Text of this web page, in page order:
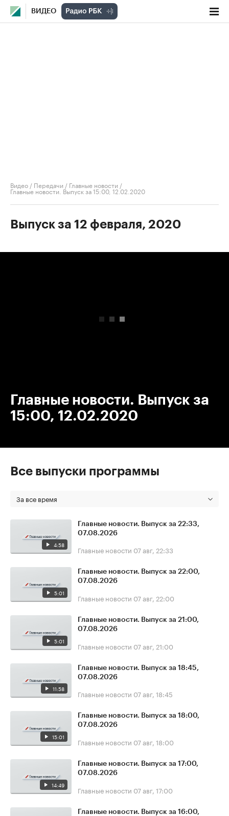
ВИДЕО
Видео / Передачи / Главные новости /
Главные новости. Выпуск за 15:00, 12.02.2020
Выпуск за 12 февраля, 2020
Главные новости. Выпуск за
15:00, 12.02.2020
Все выпуски программы
За все время
4:58
Главные новости. Выпуск за 22:33,
07.08.2026
Главные новости 07 авг, 22:33
5:01
Главные новости. Выпуск за 22:00,
07.08.2026
Главные новости 07 авг, 22:00
5:01
Главные новости. Выпуск за 21:00,
07.08.2026
Главные новости 07 авг, 21:00
11:58
Главные новости. Выпуск за 18:45,
07.08.2026
Главные новости 07 авг, 18:45
15:01
Главные новости. Выпуск за 18:00,
07.08.2026
Главные новости 07 авг, 18:00
14:49
Главные новости. Выпуск за 17:00,
07.08.2026
Главные новости 07 авг, 17:00
Главные новости. Выпуск за 16:00,